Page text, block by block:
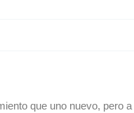
que uno nuevo, pero